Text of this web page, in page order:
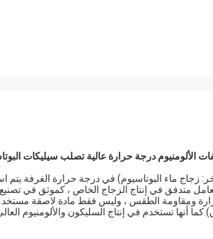
الألومنيوم درجة حرارة عالية تصلب سيليكات
زجاج ماء البوتاسيوم) في درجة حرارة الغرفة.يتم
متدفق في إنتاج الزجاج الخاص ، كموثق في
ومقاومة الطقس ، وليس فقط مادة لاصقة
أنها تستخدم في إنتاج السليكون والألومنيوم